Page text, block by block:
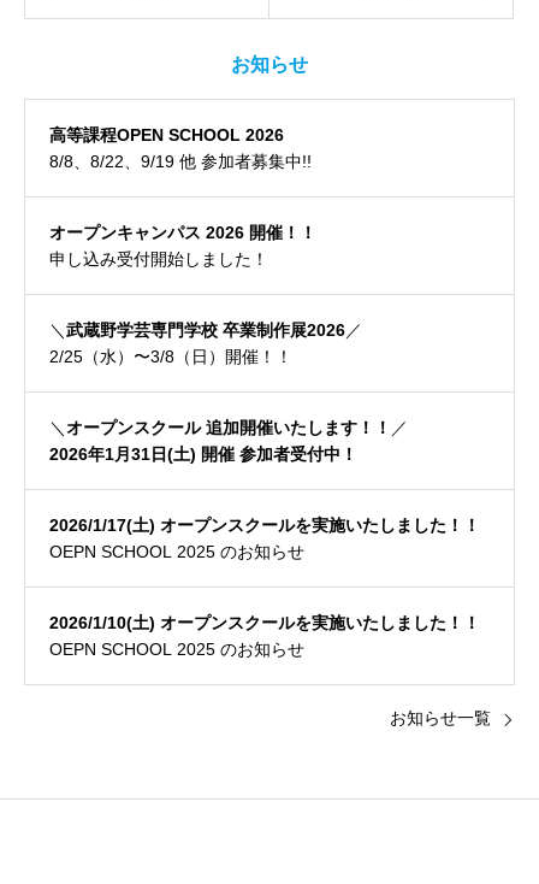
お知らせ
高等課程OPEN SCHOOL 2026
8/8、8/22、9/19 他 参加者募集中!!
オープンキャンパス 2026 開催！！
申し込み受付開始しました！
＼ 武蔵野学芸専門学校 卒業制作展2026／
2/25（水）〜3/8（日）開催！！
＼ オープンスクール 追加開催いたします！！ ／
2026年1月31日(土) 開催 参加者受付中！
2026/1/17(土) オープンスクールを実施いたしました！！
OEPN SCHOOL 2025 のお知らせ
2026/1/10(土) オープンスクールを実施いたしました！！
OEPN SCHOOL 2025 のお知らせ
お知らせ一覧